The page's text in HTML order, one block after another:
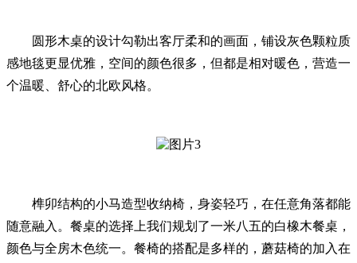
圆形木桌的设计勾勒出客厅柔和的画面，铺设灰色颗粒质
感地毯更显优雅，空间的颜色很多，但都是相对暖色，营造一
个温暖、舒心的北欧风格。
榫卯结构的小马造型收纳椅，身姿轻巧，在任意角落都能
随意融入。餐桌的选择上我们规划了一米八五的白橡木餐桌，
颜色与全房木色统一。餐椅的搭配是多样的，蘑菇椅的加入在